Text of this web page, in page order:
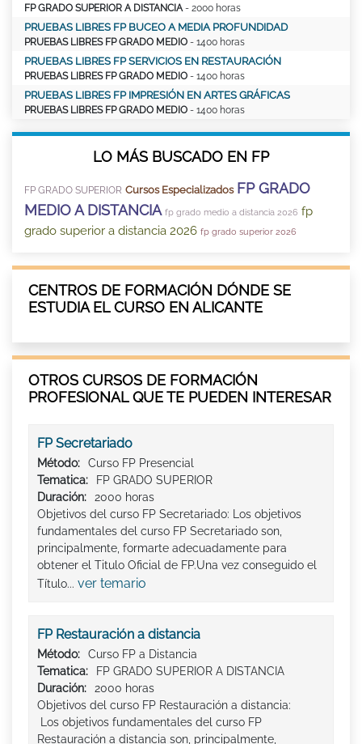
FP GRADO SUPERIOR A DISTANCIA - 2000 horas
PRUEBAS LIBRES FP BUCEO A MEDIA PROFUNDIDAD
PRUEBAS LIBRES FP GRADO MEDIO - 1400 horas
PRUEBAS LIBRES FP SERVICIOS EN RESTAURACIÓN
PRUEBAS LIBRES FP GRADO MEDIO - 1400 horas
PRUEBAS LIBRES FP IMPRESIÓN EN ARTES GRÁFICAS
PRUEBAS LIBRES FP GRADO MEDIO - 1400 horas
LO MÁS BUSCADO EN FP
FP GRADO SUPERIOR Cursos Especializados FP GRADO
MEDIO A DISTANCIA fp grado medio a distancia 2026 fp
grado superior a distancia 2026 fp grado superior 2026
CENTROS DE FORMACIÓN DÓNDE SE
ESTUDIA EL CURSO EN ALICANTE
OTROS CURSOS DE FORMACIÓN
PROFESIONAL QUE TE PUEDEN INTERESAR
FP Secretariado
Método:
Curso FP Presencial
Tematica:
FP GRADO SUPERIOR
Duración:
2000 horas
Objetivos del curso FP Secretariado: Los objetivos
fundamentales del curso FP Secretariado son,
principalmente, formarte adecuadamente para
obtener el Titulo Oficial de FP.Una vez conseguido el
Título... ver temario
FP Restauración a distancia
Método:
Curso FP a Distancia
Tematica:
FP GRADO SUPERIOR A DISTANCIA
Duración:
2000 horas
Objetivos del curso FP Restauración a distancia:
Los objetivos fundamentales del curso FP
Restauración a distancia son, principalmente,